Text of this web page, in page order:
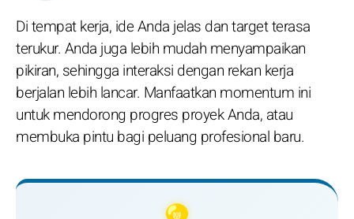
Di tempat kerja, ide Anda jelas dan target terasa
terukur. Anda juga lebih mudah menyampaikan
pikiran, sehingga interaksi dengan rekan kerja
berjalan lebih lancar. Manfaatkan momentum ini
untuk mendorong progres proyek Anda, atau
membuka pintu bagi peluang profesional baru.